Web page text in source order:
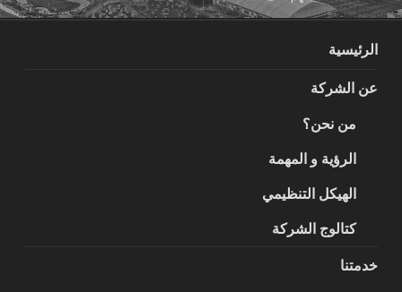
الرئيسية
عن الشركة
من نحن؟
الرؤية و المهمة
الهيكل التنظيمي
كتالوج الشركة
خدمتنا